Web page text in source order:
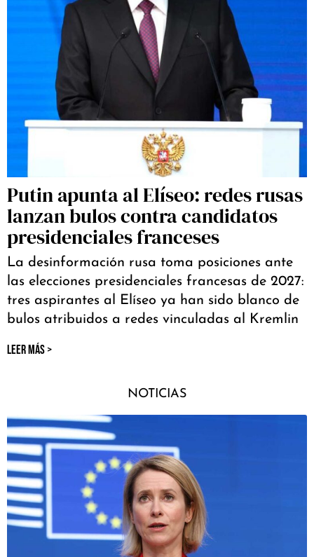
Putin apunta al Elíseo: redes rusas
lanzan bulos contra candidatos
presidenciales franceses
La desinformación rusa toma posiciones ante
las elecciones presidenciales francesas de 2027:
tres aspirantes al Elíseo ya han sido blanco de
bulos atribuidos a redes vinculadas al Kremlin
LEER MÁS >
NOTICIAS